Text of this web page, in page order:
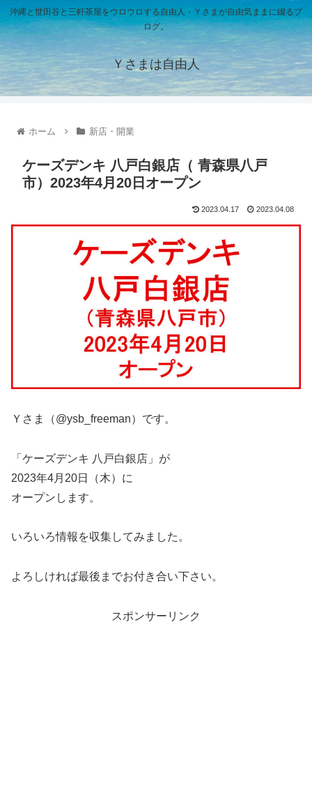
沖縄と世田谷と三軒茶屋をウロウロする自由人・Ｙさまが自由気ままに綴るブ
ログ。
Ｙさまは自由人
ホーム 新店・開業
ケーズデンキ 八戸白銀店（ 青森県八戸
市）2023年4月20日オープン
2023.04.17 2023.04.08
Ｙさま（@ysb_freeman）です。
「ケーズデンキ 八戸白銀店」が
2023年4月20日（木）に
オープンします。
いろいろ情報を収集してみました。
よろしければ最後までお付き合い下さい。
スポンサーリンク